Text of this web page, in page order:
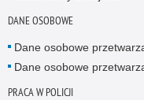
DANE OSOBOWE
Dane osobowe
Dane osobowe
PRACA W POLICJI